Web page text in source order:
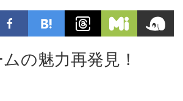
の魅力再発見！